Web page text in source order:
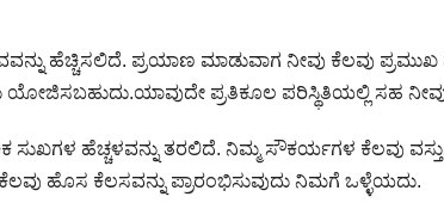
ಹೆಚ್ಚಿಸಲಿದೆ. ಪ್ರಯಾಣ ಮಾಡುವಾಗ ನೀವು ಕೆಲವು
ಪ್ರತಿಕೂಲ ಪರಿಸ್ಥಿತಿಯಲ್ಲಿ ಸಹ ನೀವು
ಹೆಚ್ಚಳವನ್ನು ತರಲಿದೆ. ನಿಮ್ಮ ಸೌಕರ್ಯಗಳ ಕೆಲವು
ಹೊಸ ಕೆಲಸವನ್ನು ಪ್ರಾರಂಭಿಸುವುದು ನಿಮಗೆ ಒಳ್ಳೆಯದು.